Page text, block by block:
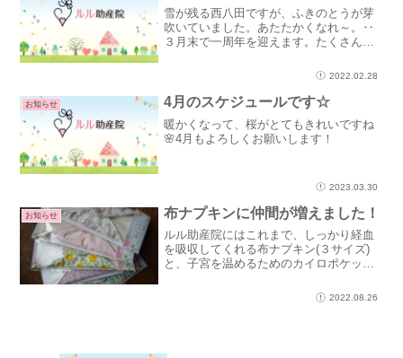
雪が残る西八田ですが、ふきのとうが芽
吹いていました。あたたかくなれ～。‥
３月末で一周年を迎えます。たくさんの
れからも地域貢献していきたいと思って
2022.02.28
お知らせ 4月のスケジュールです☆
暖かくなって、桜がとてもきれいですね
🌸4月もよろしくお願いします！
2023.03.30
お知らせ 布ナプキンに仲間が増えました！
ルル助産院にはこれまで、しっかり経血
を吸収してくれる布ナプキン(３サイズ)
と、子宮を温めるためのカイロポケット
プラス、私が欲しかった布ナプキンが増
えることになりました☆‥私は月経のと
2022.08.26